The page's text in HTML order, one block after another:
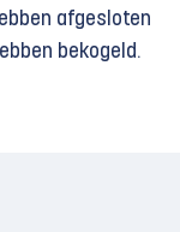
afgesloten
bekogeld.